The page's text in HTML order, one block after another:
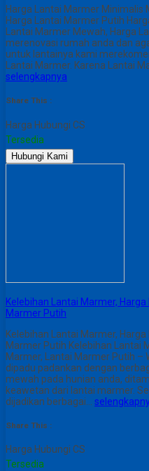
Harga Lantai Marmer Minimalis
Harga Lantai Marmer Putih
Lantai Marmer Mewah, Harga
merenovasi rumah anda dan
untuk lantainya kami
Lantai Marmer. Karena Lantai
selengkapnya
Share This :
Harga Hubungi CS
Tersedia
Hubungi Kami
Kelebihan Lantai Marmer,
Marmer Putih
Kelebihan Lantai Marmer,
Marmer Putih Kelebihan Lantai
Marmer, Lantai Marmer Putih –
dipadu padankan dengan
mewah pada hunian anda,
keawetan dari lantai marmer.
dijadikan berbagai…
Share This :
Harga Hubungi CS
Tersedia